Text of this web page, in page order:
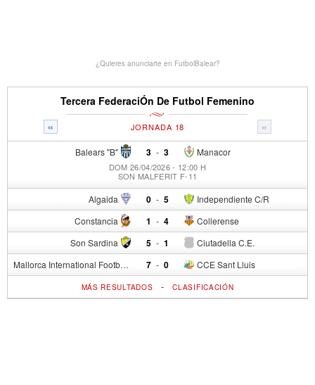
¿Quieres anunciarte en FutbolBalear?
Tercera FederaciÓn De Futbol Femenino
« »
JORNADA 18
Balears "B" 3 - Manacor
3
DOM 26/04/2026 - 12:00 H
SON MALFERIT F-11
Algaida 0 - Independiente C/R
5
Constancia 1 - Collerense
4
Son Sardina 5 - Ciutadella C.E.
1
Mallorca International Football Club del S.p. 7 - CCE Sant Lluis
0
MÁS RESULTADOS -CLASIFICACIÓN